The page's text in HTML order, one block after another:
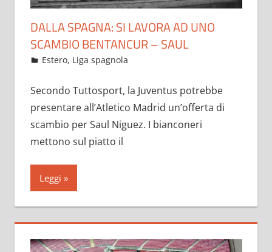
DALLA SPAGNA: SI LAVORA AD UNO
SCAMBIO BENTANCUR – SAUL
Maggio 26, 2021
admin
Estero, Liga spagnola
Secondo Tuttosport, la Juventus potrebbe
presentare all’Atletico Madrid un’offerta di
scambio per Saul Niguez. I bianconeri
mettono sul piatto il
Leggi